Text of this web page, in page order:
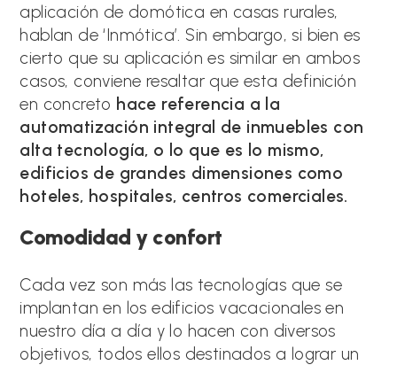
aplicación de domótica en casas rurales,
hablan de ‘Inmótica’. Sin embargo, si bien es
cierto que su aplicación es similar en ambos
casos, conviene resaltar que esta definición
en concreto hace referencia a la
automatización integral de inmuebles con
alta tecnología, o lo que es lo mismo,
edificios de grandes dimensiones como
hoteles, hospitales, centros comerciales.
Comodidad y confort
Cada vez son más las tecnologías que se
implantan en los edificios vacacionales en
nuestro día a día y lo hacen con diversos
objetivos, todos ellos destinados a lograr un